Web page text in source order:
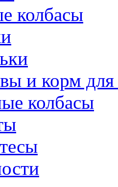
колбасы
и корм
колбасы